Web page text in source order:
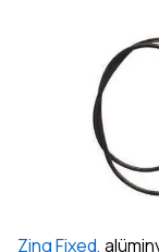
Zing Fixed,